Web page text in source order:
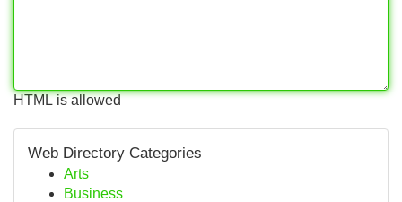
HTML is allowed
Web Directory Categories
Arts
Business